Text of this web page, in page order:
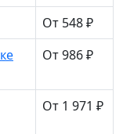
От 548 ₽
От 986 ₽
От 1 971 ₽